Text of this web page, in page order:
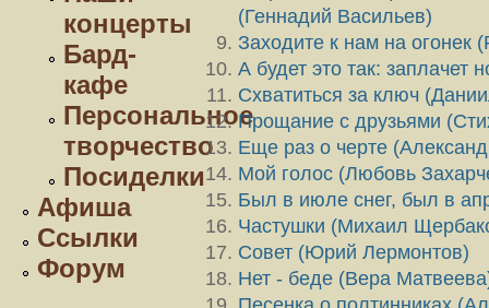
концерты
Бард-
кафе
Персональное
творчество
Посиделки
Афиша
Ссылки
Форум
(Геннадий Васильев)
Заходите к нам на огонек
А будет это так: заплачет
Схватиться за ключ
Прощание с друзьями
Еще раз о черте
Мой голос (Любовь
Был в июле снег, был в
Частушки (Михаил
Совет (Юрий Лермонтов)
Нет - беде (Вера